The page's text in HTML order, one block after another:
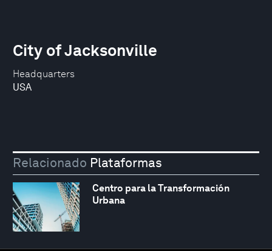
Headquarters
USA
City of Jacksonville
Relacionado Plataformas
Centro para la Transformación
Urbana